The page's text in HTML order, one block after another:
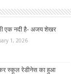
एक नदी है- अजय शेखर
1, 2026
स्कूल रेडीनेस का हुआ